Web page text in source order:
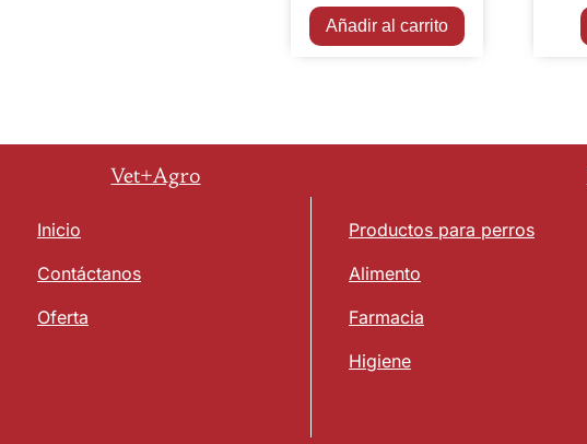
Añadir al carrito
Vet+Agro
Inicio
Contáctanos
Oferta
Productos para perros
Alimento
Farmacia
Higiene